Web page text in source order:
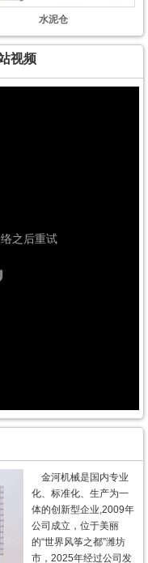
水泥仓
视频
金河机械是国内专业
化、标准化、生产为一
体的创新型企业,2009年
公司成立，位于美丽
的“世界风筝之都”潍坊
市，2025年经过公司发